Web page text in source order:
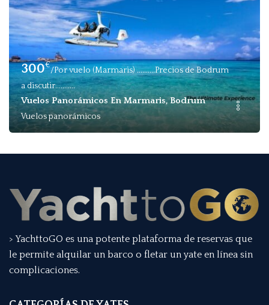
300€
/Por vuelo (Marmaris) ..........Precios de Bodrum
a discutir...........
Vuelos Panorámicos En Marmaris, Bodrum
Vuelos panorámicos
> YachttoGO es una potente plataforma de reservas que
le permite alquilar un barco o fletar un yate en línea sin
complicaciones.